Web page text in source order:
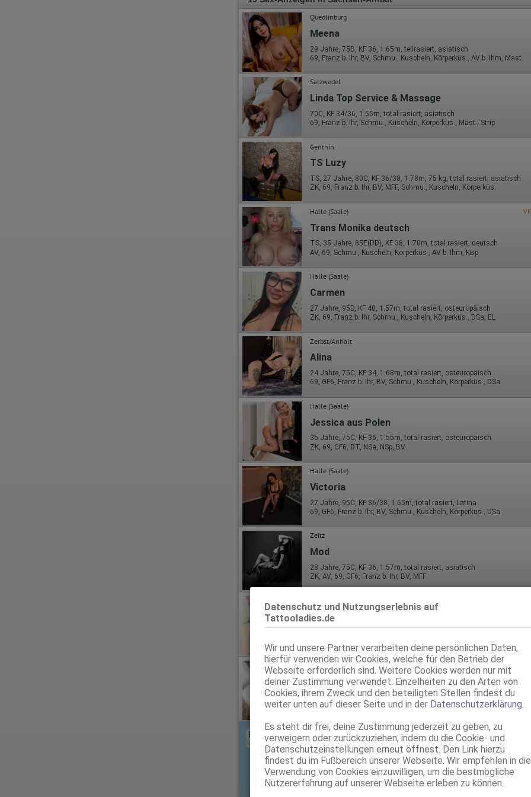
Datenschutz und Nutzungserlebnis auf
Tattooladies.de
Wir und unsere Partner verarbeiten deine persönlichen Daten,
hierfür verwenden wir Cookies, welche für den Betrieb der
Webseite erforderlich sind. Weitere Cookies werden nur mit
deiner Zustimmung verwendet. Einzelheiten zu den Arten von
Cookies, ihrem Zweck und den beteiligten Stellen findest du
weiter unten auf dieser Seite und in der Datenschutzerklärung
Es steht dir frei, deine Zustimmung jederzeit zu geben, zu
verweigern oder zurückzuziehen, indem du die Cookie- und
Datenschutzeinstellungen erneut öffnest. Den Link hierzu
findest du im Fußbereich unserer Webseite. Wir empfehlen in die
Verwendung von Cookies einzuwilligen, um die bestmögliche
Nutzererfahrung auf unserer Webseite erleben zu können.
Quedlinburg
Meena
29 Jahre, 75B, KF 36, 1.65m, teilrasiert, asiatisch
69, Franz b. Ihr, BV, Schmu., Kuscheln, Körperküs., AV b. Ihm, Mast.
Salzwedel
Linda Top Service & Massage
70C, KF 34/36, 1.55m, total rasiert, asiatisch
69, Franz b. Ihr, Schmu., Kuscheln, Körperküs., Mast., Strip
Genthin
TS Luzy
TS, 27 Jahre, 80C, KF 36/38, 1.78m, 75 kg, total rasiert, asiatisch
ZK, 69, Franz b. Ihr, BV, MFF, Schmu., Kuscheln, Körperküs.
Halle (Saale)
Trans Monika deutsch
TS, 35 Jahre, 85E(DD), KF 38, 1.70m, total rasiert, deutsch
AV, 69, Schmu., Kuscheln, Körperküs., AV b. Ihm, KBp
Halle (Saale)
Carmen
27 Jahre, 95D, KF 40, 1.57m, total rasiert, osteuropäisch
ZK, 69, Franz b. Ihr, Schmu., Kuscheln, Körperküs., DSa, EL
Zerbst/Anhalt
Alina
24 Jahre, 75C, KF 34, 1.68m, total rasiert, osteuropäisch
69, GF6, Franz b. Ihr, BV, Schmu., Kuscheln, Körperküs., DSa
Halle (Saale)
Jessica aus Polen
35 Jahre, 75C, KF 36, 1.55m, total rasiert, osteuropäisch
ZK, 69, GF6, DT, NSa, NSp, BV
Halle (Saale)
Victoria
27 Jahre, 95C, KF 36/38, 1.65m, total rasiert, Latina
69, GF6, Franz b. Ihr, BV, Schmu., Kuscheln, Körperküs., DSa
Zeitz
Mod
28 Jahre, 75C, KF 36, 1.57m, total rasiert, asiatisch
ZK, AV, 69, GF6, Franz b. Ihr, BV, MFF
Lucky top Massage
Halle (Saale)
Mona Top Service & Top Massage
75C, KF 34/36, 1.60m, total rasiert, asiatisch
69, Franz b. Ihr, BV, Schmu., Kuscheln, Körperküs., AV b. Ihm, DSa